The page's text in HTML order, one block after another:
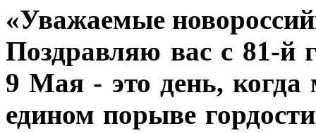
«Уважаемые
Поздравляю вас с 81-й
9 Мая - это день,
едином порыве